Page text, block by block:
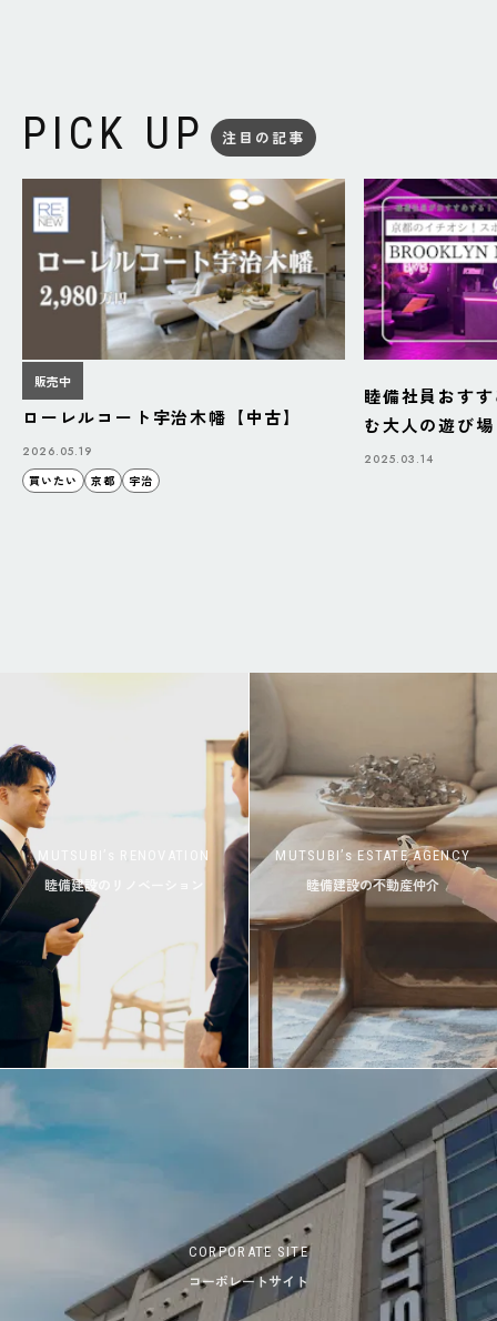
PICK UP 注目の記事
販売中
ローレルコート宇治木幡【中古】
2026.05.19
買いたい
京都 宇治
睦備社員おす
む大人の遊び
BAZAAR」
2025.03.14
MUTSUBI’s RENOVATION
睦備建設のリノベーション
MUTSUBI’s ESTATE AGENCY
睦備建設の不動産仲介
CORPORATE SITE
コーポレートサイト